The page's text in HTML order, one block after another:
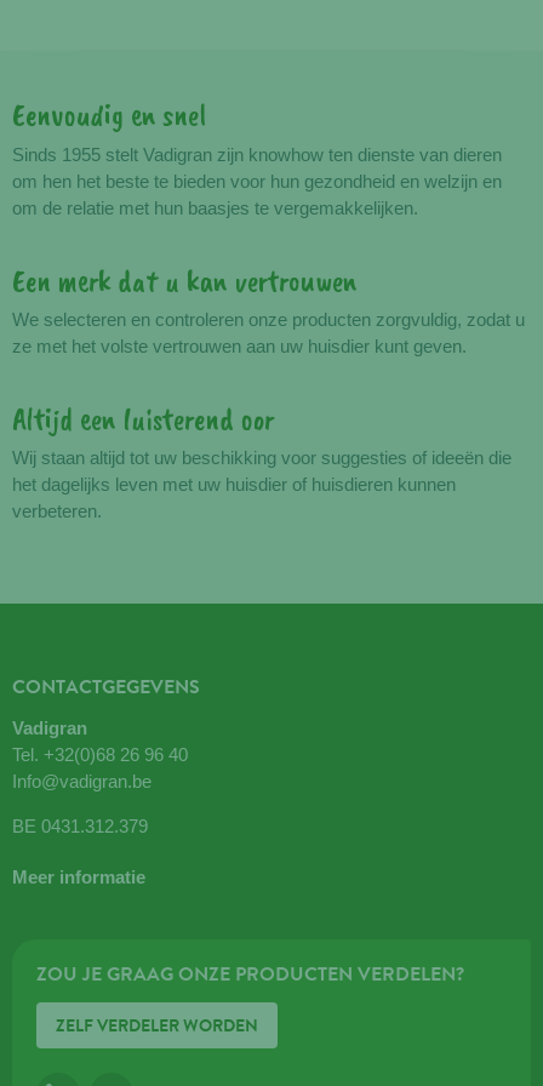
Voordelen
Eenvoudig en snel
Sinds 1955 stelt Vadigran zijn knowhow ten dienste van dieren
om hen het beste te bieden voor hun gezondheid en welzijn en
om de relatie met hun baasjes te vergemakkelijken.
Een merk dat u kan vertrouwen
We selecteren en controleren onze producten zorgvuldig, zodat u
ze met het volste vertrouwen aan uw huisdier kunt geven.
Altijd een luisterend oor
Wij staan altijd tot uw beschikking voor suggesties of ideeën die
het dagelijks leven met uw huisdier of huisdieren kunnen
verbeteren.
CONTACTGEGEVENS
Vadigran
Tel. +32(0)68 26 96 40
Info@vadigran.be
BE 0431.312.379
Meer informatie
ZOU JE GRAAG ONZE PRODUCTEN VERDELEN?
ZELF VERDELER WORDEN